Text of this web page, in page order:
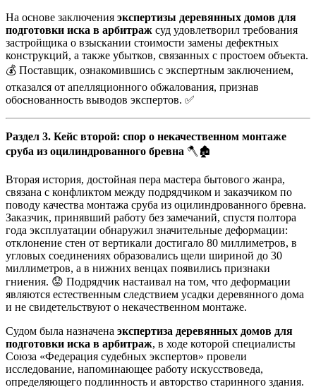
На основе заключения экспертизы деревянных домов для
подготовки иска в арбитраж суд удовлетворил требования
застройщика о взыскании стоимости замены дефектных
конструкций, а также убытков, связанных с простоем объекта.
💰 Поставщик, ознакомившись с экспертным заключением,
отказался от апелляционного обжалования, признав
обоснованность выводов экспертов. ✅
Раздел 3. Кейс второй: спор о некачественном монтаже
сруба из оцилиндрованного бревна 🪓🏚️
Вторая история, достойная пера мастера бытового жанра,
связана с конфликтом между подрядчиком и заказчиком по
поводу качества монтажа сруба из оцилиндрованного бревна.
Заказчик, принявший работу без замечаний, спустя полтора
года эксплуатации обнаружил значительные деформации:
отклонение стен от вертикали достигало 80 миллиметров, в
угловых соединениях образовались щели шириной до 30
миллиметров, а в нижних венцах появились признаки
гниения. 😟 Подрядчик настаивал на том, что деформации
являются естественным следствием усадки деревянного дома
и не свидетельствуют о некачественном монтаже.
Судом была назначена экспертиза деревянных домов для
подготовки иска в арбитраж, в ходе которой специалисты
Союза «Федерация судебных экспертов» провели
исследование, напоминающее работу искусствоведа,
определяющего подлинность и авторство старинного здания.